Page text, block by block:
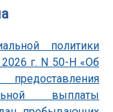
политики
г. N 50-Н «Об
выплаты